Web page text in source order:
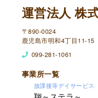
運営法人 株
〒890-0024
鹿児島市明和4丁目11-15
099-281-1061
事業所一覧
放課後等デイサービス